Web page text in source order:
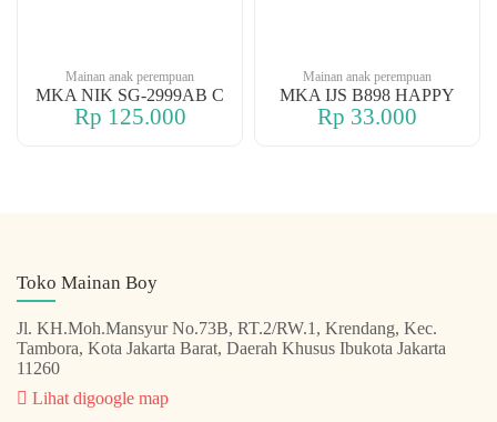
Mainan anak perempuan
MKA NIK SG-2999AB C
Rp 125.000
Mainan anak perempuan
MKA IJS B898 HAPPY
Rp 33.000
Toko Mainan Boy
Jl. KH.Moh.Mansyur No.73B, RT.2/RW.1, Krendang, Kec.
Tambora, Kota Jakarta Barat, Daerah Khusus Ibukota Jakarta
11260
Lihat digoogle map